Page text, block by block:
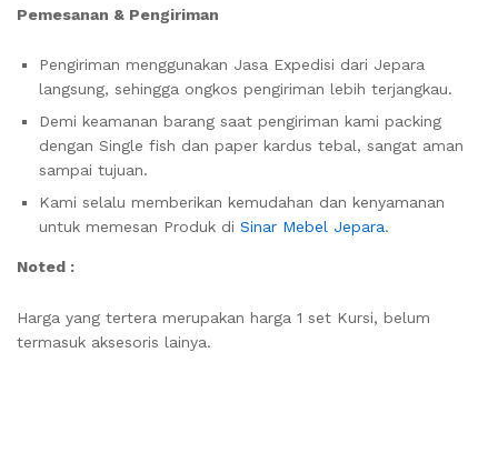
Pemesanan & Pengiriman
Pengiriman menggunakan Jasa Expedisi dari Jepara
langsung, sehingga ongkos pengiriman lebih terjangkau.
Demi keamanan barang saat pengiriman kami packing
dengan Single fish dan paper kardus tebal, sangat aman
sampai tujuan.
Kami selalu memberikan kemudahan dan kenyamanan
untuk memesan Produk di Sinar Mebel Jepara.
Noted :
Harga yang tertera merupakan harga 1 set Kursi, belum
termasuk aksesoris lainya.